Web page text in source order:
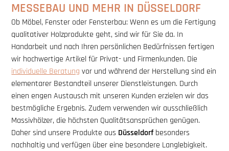
MESSEBAU UND MEHR IN DÜSSELDORF
Ob Möbel, Fenster oder Fensterbau: Wenn es um die Fertigung
qualitativer Holzprodukte geht, sind wir für Sie da. In
Handarbeit und nach Ihren persönlichen Bedürfnissen fertigen
wir hochwertige Artikel für Privat- und Firmenkunden. Die
individuelle Beratung vor und während der Herstellung sind ein
elementarer Bestandteil unserer Dienstleistungen. Durch
einen engen Austausch mit unseren Kunden erzielen wir das
bestmögliche Ergebnis. Zudem verwenden wir ausschließlich
Massivhölzer, die höchsten Qualitätsansprüchen genügen.
Daher sind unsere Produkte aus Düsseldorfbesonders
nachhaltig und verfügen über eine besondere Langlebigkeit.